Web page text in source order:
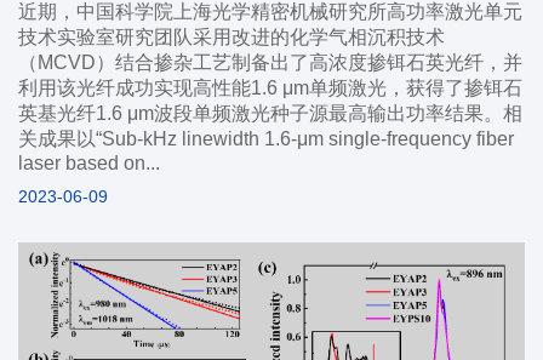
近期，中国科学院上海光学精密机械研究所高功率激光单元
技术实验室研究团队采用改进的化学气相沉积技术
（MCVD）结合掺杂工艺制备出了高浓度掺铒石英光纤，并
利用该光纤成功实现高性能1.6 μm单频激光，获得了掺铒石
英基光纤1.6 μm波段单频激光种子源最高输出功率结果。相
关成果以“Sub-kHz linewidth 1.6-μm single-frequency fiber
laser based on...
2023-06-09